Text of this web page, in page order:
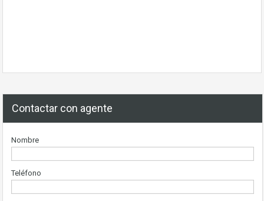
Contactar con agente
Nombre
Teléfono